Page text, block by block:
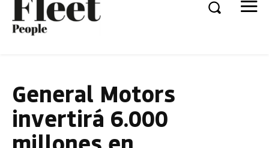
General Motors
invertirá 6.000